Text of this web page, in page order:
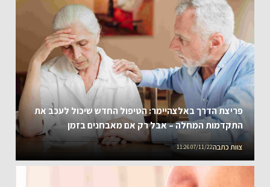
פריצת הדרך באלצהיימר: הטיפול החדש שיכול לעכב את
התקדמות המחלה – אבל רק אם מאבחנים בזמן
צוות כתבה07/11/22 11:26